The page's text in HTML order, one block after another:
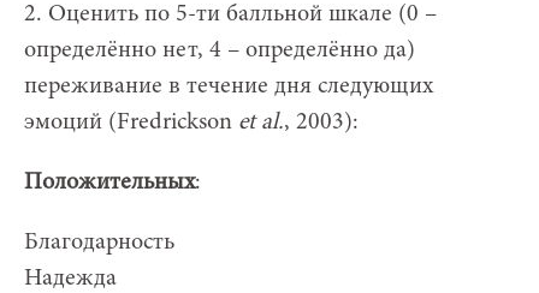
2. Оценить по 5-ти балльной шкале (0 –
определённо нет, 4 – определённо да)
переживание в течение дня следующих
эмоций (Fredrickson et al., 2003):
Положительных:
Благодарность
Надежда